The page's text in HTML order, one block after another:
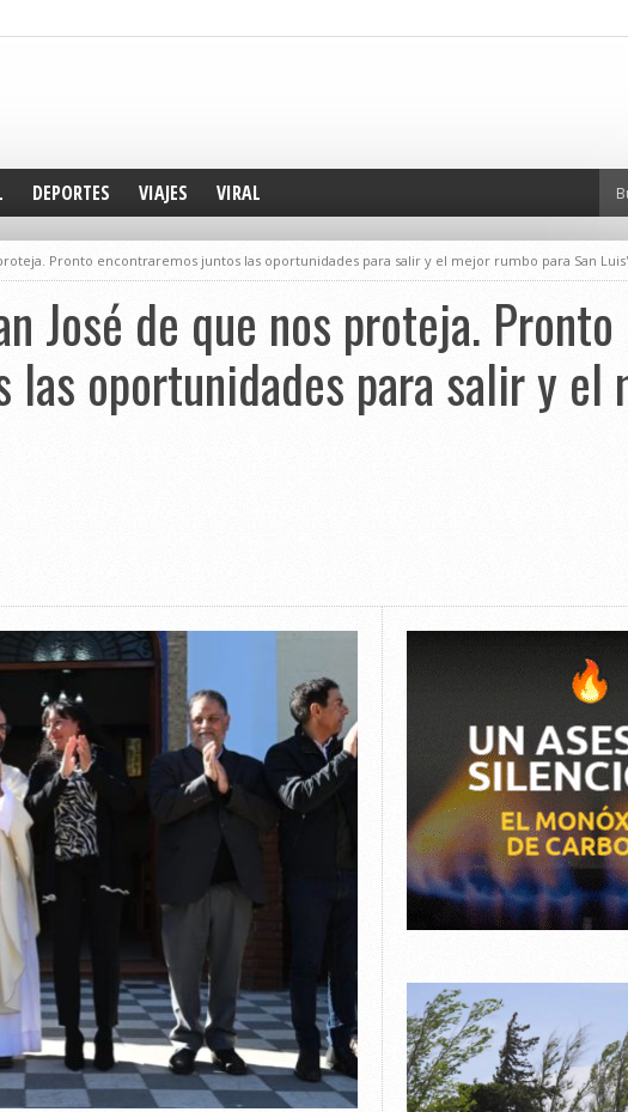
DEPORTES VIAJES VIRAL
Pronto encontraremos juntos las oportunidades para salir y el mejor rumbo para San
José de que nos proteja. Pronto
las oportunidades para salir y el